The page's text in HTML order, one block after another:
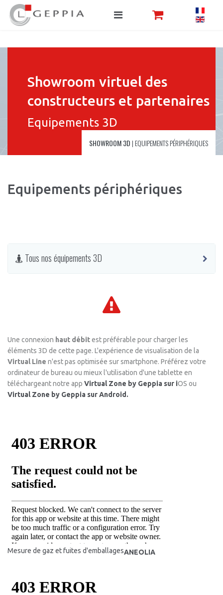
Showroom virtuel des
constructeurs et partenaires
Equipements 3D
SHOWROOM 3D | EQUIPEMENTS PÉRIPHÉRIQUES
Equipements périphériques
Tous nos équipements 3D
Une connexion haut débitest préférable pour charger les
éléments 3D de cette page. L'expérience de visualisation de la
Virtual Line n'est pas optimisée sur smartphone. Préférez votre
ordinateur de bureau ou mieux l'utilisation d'une tablette en
téléchargeant notre app Virtual Zone by Geppia sur iOS ou
Virtual Zone by Geppia sur Android.
Mesure de gaz et fuites d'emballagesANEOLIA